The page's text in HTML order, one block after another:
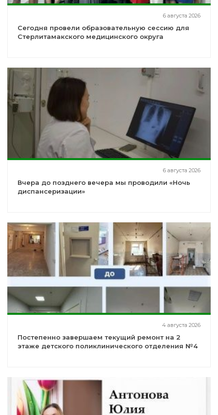
6 августа 2026
Сегодня провели образовательную сессию для
Стерлитамакского медицинского округа
6 августа 2026
Вчера до позднего вечера мы проводили «Ночь
диспансеризации»
4 августа 2026
Постепенно завершаем текущий ремонт на 2
этаже детского поликлинического отделения №4